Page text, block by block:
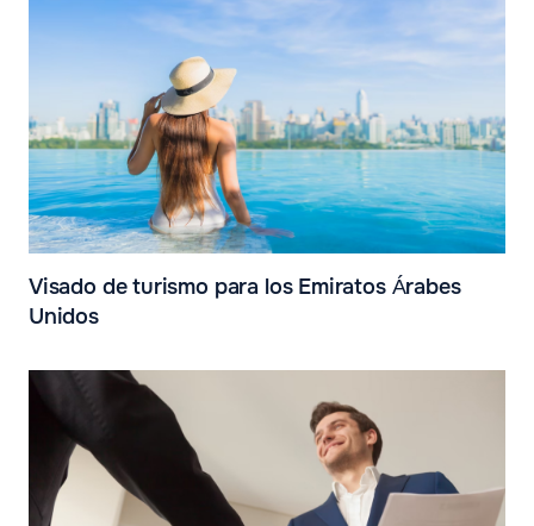
Visado de turismo para los Emiratos Árabes
Unidos